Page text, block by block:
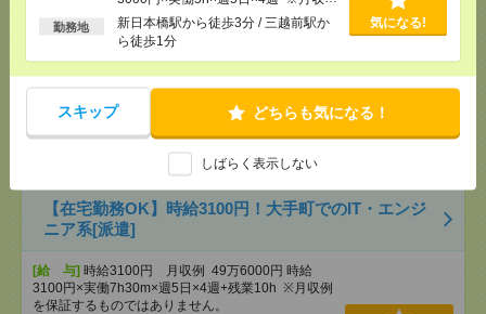
を保証するものではありません。※給
与即受取りサービス利用可（利用条件
勤務地
新日本橋駅から徒歩3分 / 三越前駅か
ら徒歩1分
気になる!
スキップ どちらも気になる！
しばらく表示しない
時給3000円 月収例 30万円 時給3000円×
実働5h×週5日×4週 ※月収例を保証するものではあ
りません。※給与即受取りサービス利用可（利用条
1ヶ月3万円を上限として実費支給
[月収例]30万円～
[勤務地]新日本橋駅から徒歩3分/三越前駅から徒
【在宅勤務OK】時給3100円！大手町でのIT・エンジ
ニア系[派遣]
[給 与] 時給3100円 月収例 49万6000円 時給
3100円×実働7h30m×週5日×4週+残業10h ※月収例
を保証するものではありません。